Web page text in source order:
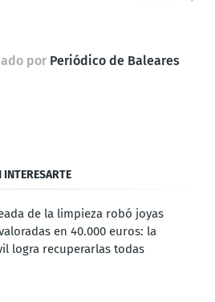
por Periódico de Baleares
INTERESARTE
de la limpieza robó joyas
en 40.000 euros: la
logra recuperarlas todas